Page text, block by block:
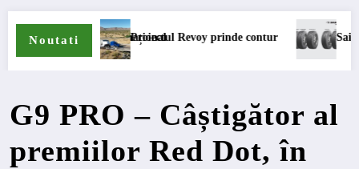
Noutati
Proiectul Revoy prinde contur Sailun își extinde gama
G9 PRO – Câștigător al
premiilor Red Dot, în